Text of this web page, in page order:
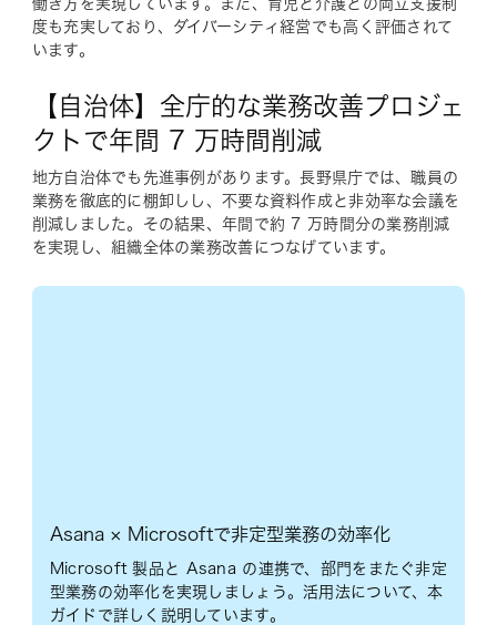
度も充実しており、ダイバーシティ経営でも高く評価されて
います。
【自治体】全庁的な業務改善プロジェ
クトで年間 7 万時間削減
地方自治体でも先進事例があります。長野県庁では、職員の
業務を徹底的に棚卸しし、不要な資料作成と非効率な会議を
削減しました。その結果、年間で約 7 万時間分の業務削減
を実現し、組織全体の業務改善につなげています。
Asana × Microsoftで非定型業務の効率化
Microsoft 製品と Asana の連携で、部門をまたぐ非定
型業務の効率化を実現しましょう。活用法について、本
ガイドで詳しく説明しています。